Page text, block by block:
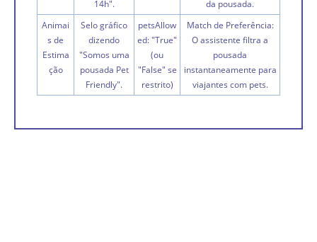
14h".
da pousada.
Animai
s de
Estima
ção
Selo gráfico
dizendo
"Somos uma
pousada Pet
Friendly".
petsAllow
ed: "True"
(ou
"False" se
restrito)
Match de Preferência:
O assistente filtra a
pousada
instantaneamente para
viajantes com pets.